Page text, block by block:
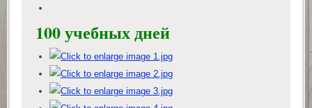
100 учебных дней